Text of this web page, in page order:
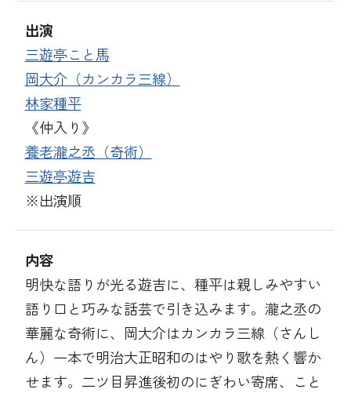
出演
三遊亭こと馬
岡大介（カンカラ三線）
林家種平
《仲入り》
養老瀧之丞（奇術）
三遊亭遊吉
※出演順
内容
明快な語りが光る遊吉に、種平は親しみやすい
語り口と巧みな話芸で引き込みます。瀧之丞の
華麗な奇術に、岡大介はカンカラ三線（さんし
ん）一本で明治大正昭和のはやり歌を熱く響か
せます。二ツ目昇進後初のにぎわい寄席、こと